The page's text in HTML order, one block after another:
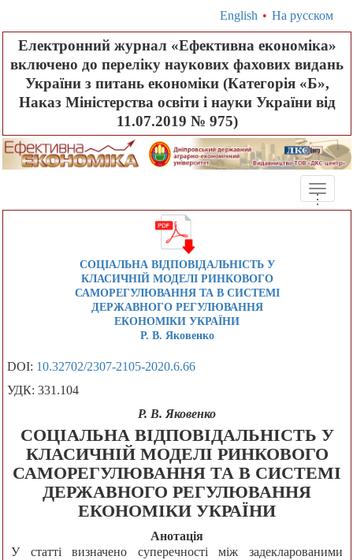
English • На русском
Електронний журнал «Ефективна економіка»
включено до переліку наукових фахових видань
України з питань економіки (Категорія «Б»,
Наказ Міністерства освіти і науки України від
11.07.2019 № 975)
Toggle
...
СОЦІАЛЬНА ВІДПОВІДАЛЬНІСТЬ У
КЛАСИЧНІЙ МОДЕЛІ РИНКОВОГО
САМОРЕГУЛЮВАННЯ ТА В СИСТЕМІ
ДЕРЖАВНОГО РЕГУЛЮВАННЯ
ЕКОНОМІКИ УКРАЇНИ
Р. В. Яковенко
DOI: 10.32702/2307-2105-2020.6.66
УДК: 331.104
Р. В. Яковенко
СОЦІАЛЬНА ВІДПОВІДАЛЬНІСТЬ У
КЛАСИЧНІЙ МОДЕЛІ РИНКОВОГО
САМОРЕГУЛЮВАННЯ ТА В СИСТЕМІ
ДЕРЖАВНОГО РЕГУЛЮВАННЯ
ЕКОНОМІКИ УКРАЇНИ
Анотація
У статті визначено суперечності між задекларованими